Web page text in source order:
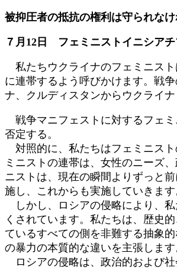
新
時
被抑圧者の抵抗の権利は守られな
７月12日 フェミニストイニシア
私たちウクライナのフェミニス
に連帯するよう呼びかけます。戦
ナ、クルディスタンからウクライ
戦争マニフェストに対するフェ
否定する。
対照的に、私たちはフェミニス
ミニストの連帯は、女性のニーズ
ニストは、現在の瞬間よりずっと
施し、これからも実施していきます
しかし、ロシアの侵略により、
くされています。私たちは、歴史
ているすべての側を非難する抽象
の暴力の本質的な違いを主張します
ロシアの侵略は、政治的および